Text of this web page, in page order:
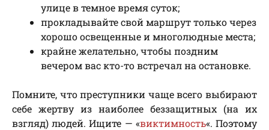
улице в темное время суток;
прокладывайте свой маршрут только через
хорошо освещенные и многолюдные места;
крайне желательно, чтобы поздним
вечером вас кто-то встречал на остановке.
Помните, что преступники чаще всего выбирают
себе жертву из наиболее беззащитных (на их
взгляд) людей. Ищите — «виктимность«. Поэтому